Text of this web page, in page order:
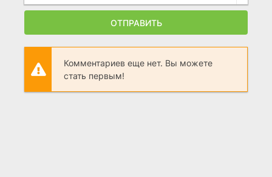
ОТПРАВИТЬ
Комментариев еще нет. Вы можете
стать первым!